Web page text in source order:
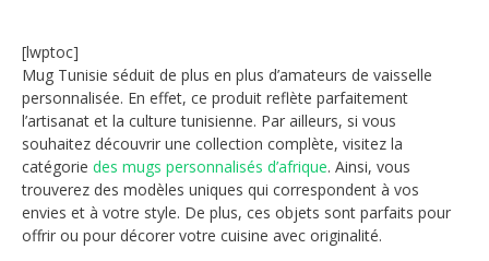
[lwptoc]
Mug Tunisie séduit de plus en plus d’amateurs de vaisselle
personnalisée. En effet, ce produit reflète parfaitement
l’artisanat et la culture tunisienne. Par ailleurs, si vous
souhaitez découvrir une collection complète, visitez la
catégorie des mugs personnalisés d’afrique. Ainsi, vous
trouverez des modèles uniques qui correspondent à vos
envies et à votre style. De plus, ces objets sont parfaits pour
offrir ou pour décorer votre cuisine avec originalité.